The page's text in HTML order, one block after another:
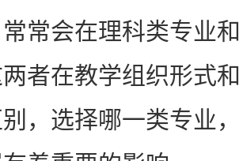
常会在理科类专业
者在教学组织形式
，选择哪一类专业